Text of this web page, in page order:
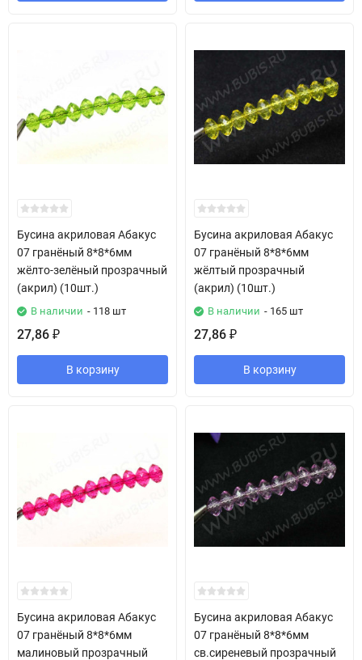
Бусина акриловая Абакус
07 гранёный 8*8*6мм
жёлто-зелёный прозрачный
(акрил) (10шт.)
В наличии - 118 шт
27,86 ₽
В корзину
Бусина акриловая Абакус
07 гранёный 8*8*6мм
жёлтый прозрачный
(акрил) (10шт.)
В наличии - 165 шт
27,86 ₽
В корзину
Бусина акриловая Абакус
07 гранёный 8*8*6мм
малиновый прозрачный
Бусина акриловая Абакус
07 гранёный 8*8*6мм
св.сиреневый прозрачный